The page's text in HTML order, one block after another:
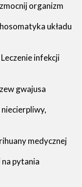
organizm
układu
infekcji
gwajusa
medycznej
pytania